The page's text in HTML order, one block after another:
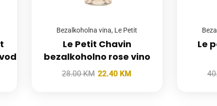
Bezalkoholna vina, Le Petit
Le Petit Chavin
bezalkoholno rose vino
28.00KM 22.40 KM
Le